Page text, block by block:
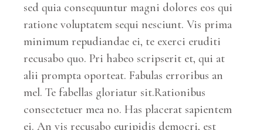
sed quia consequuntur magni dolores eos qui
ratione voluptatem sequi nesciunt. Vis prima
minimum repudiandae ei, te exerci eruditi
recusabo quo. Pri habeo scripserit et, qui at
alii prompta oporteat. Fabulas erroribus an
mel. Te fabellas gloriatur sit.Rationibus
consectetuer mea no. Has placerat sapientem
ei. An vis recusabo euripidis democri, est